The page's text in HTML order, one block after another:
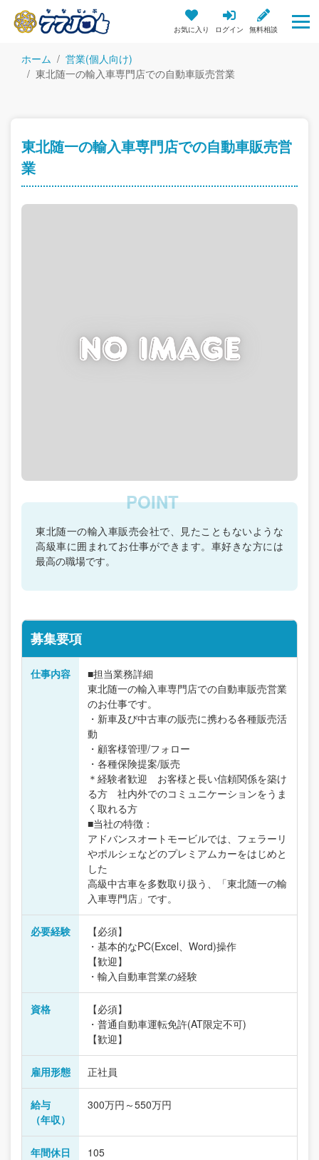
お気に入り ログイン 無料相談
ホーム
営業(個人向け)
東北随一の輸入車専門店での自動車販売営業
東北随一の輸入車専門店での自動車販売営
業
東北随一の輸入車販売会社で、見たこともないような
高級車に囲まれてお仕事ができます。車好きな方には
最高の職場です。
募集要項
仕事内容
■担当業務詳細
東北随一の輸入車専門店での自動車販売営業
のお仕事です。
・新車及び中古車の販売に携わる各種販売活
動
・顧客様管理/フォロー
・各種保険提案/販売
＊経験者歓迎 お客様と長い信頼関係を築け
る方 社内外でのコミュニケーションをうま
く取れる方
■当社の特徴：
アドバンスオートモービルでは、フェラーリ
やポルシェなどのプレミアムカーをはじめと
した
高級中古車を多数取り扱う、「東北随一の輸
入車専門店」です。
必要経験
【必須】
・基本的なPC(Excel、Word)操作
【歓迎】
・輸入自動車営業の経験
資格
【必須】
・普通自動車運転免許(AT限定不可)
【歓迎】
雇用形態 正社員
給与
（年収）
300万円～550万円
年間休日 105